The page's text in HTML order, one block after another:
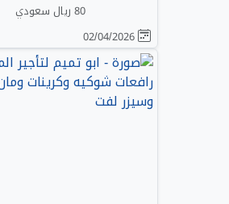
80 ريال سعودي